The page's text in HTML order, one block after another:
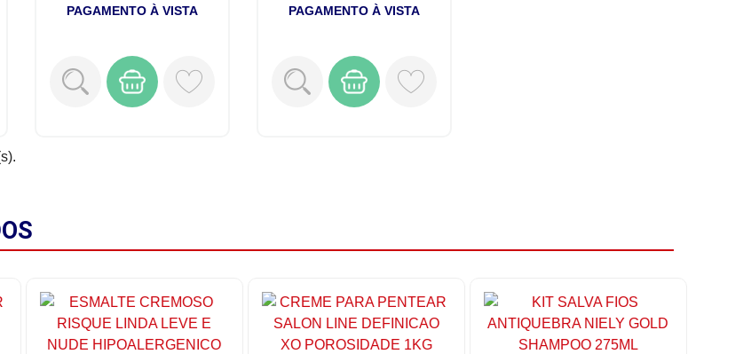
PAGAMENTO À VISTA PAGAMENTO À VISTA